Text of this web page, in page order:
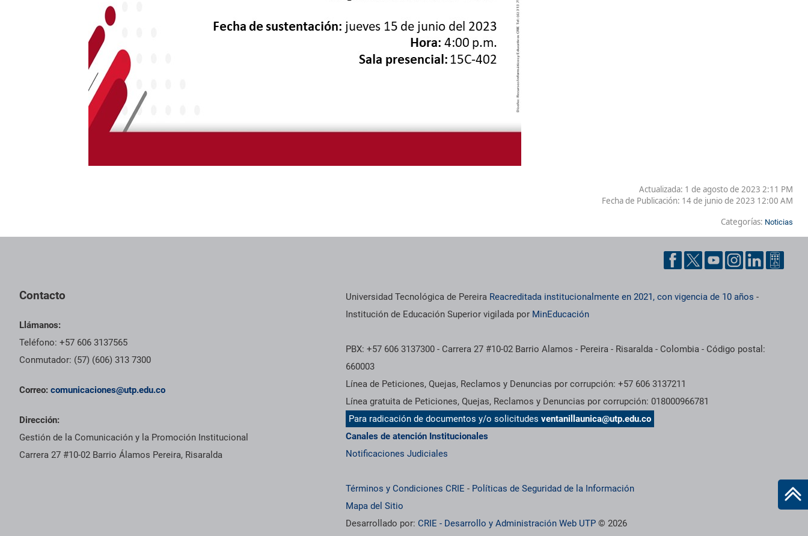
Actualizada: 1 de agosto de 2023 2:11 PM
Fecha de Publicación: 14 de junio de 2023 12:00 AM
Categorías: Noticias
Contacto
Llámanos:
Teléfono: +57 606 3137565
Conmutador: (57) (606) 313 7300
Correo: comunicaciones@utp.edu.co
Dirección:
Gestión de la Comunicación y la Promoción Institucional
Carrera 27 #10-02 Barrio Álamos Pereira, Risaralda
Universidad Tecnológica de Pereira Reacreditada institucionalmente en 2021, con vigencia de 10 años -
Institución de Educación Superior vigilada por MinEducación
PBX: +57 606 3137300 - Carrera 27 #10-02 Barrio Alamos - Pereira - Risaralda - Colombia - Código postal:
660003
Línea de Peticiones, Quejas, Reclamos y Denuncias por corrupción: +57 606 3137211
Línea gratuita de Peticiones, Quejas, Reclamos y Denuncias por corrupción: 018000966781
Para radicación de documentos y/o solicitudesventanillaunica@utp.edu.co
Canales de atención Institucionales
Notificaciones Judiciales
Términos y Condiciones CRIE - Políticas de Seguridad de la Información
Mapa del Sitio
Desarrollado por:CRIE - Desarrollo y Administración Web UTP © 2026